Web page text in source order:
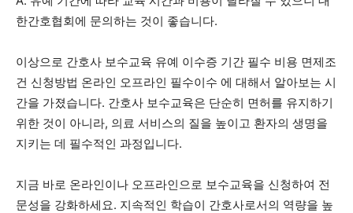
한간호협회에 문의하는 것이 좋습니다.
이상으로 간호사 보수교육 유예 이수증 기간 필수 비용 면제조
건 신청방법 온라인 오프라인 필수이수 에 대해서 알아보는 시
간을 가졌습니다. 간호사 보수교육은 단순히 면허를 유지하기
위한 것이 아니라, 의료 서비스의 질을 높이고 환자의 생명을
지키는 데 필수적인 과정입니다.
지금 바로 온라인이나 오프라인으로 보수교육을 신청하여 전
문성을 강화하세요. 지속적인 학습이 간호사로서의 역량을 높